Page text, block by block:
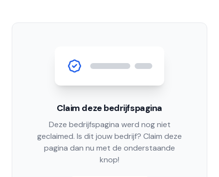
Claim deze bedrijfspagina
Deze bedrijfspagina werd nog niet
geclaimed. Is dit jouw bedrijf? Claim deze
pagina dan nu met de onderstaande
knop!